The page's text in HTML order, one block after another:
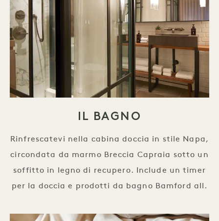
IL BAGNO
Rinfrescatevi nella cabina doccia in stile Napa,
circondata da marmo Breccia Capraia sotto un
soffitto in legno di recupero. Include un timer
per la doccia e prodotti da bagno Bamford all.